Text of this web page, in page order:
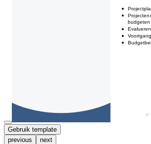
Gebruik template
previous
next